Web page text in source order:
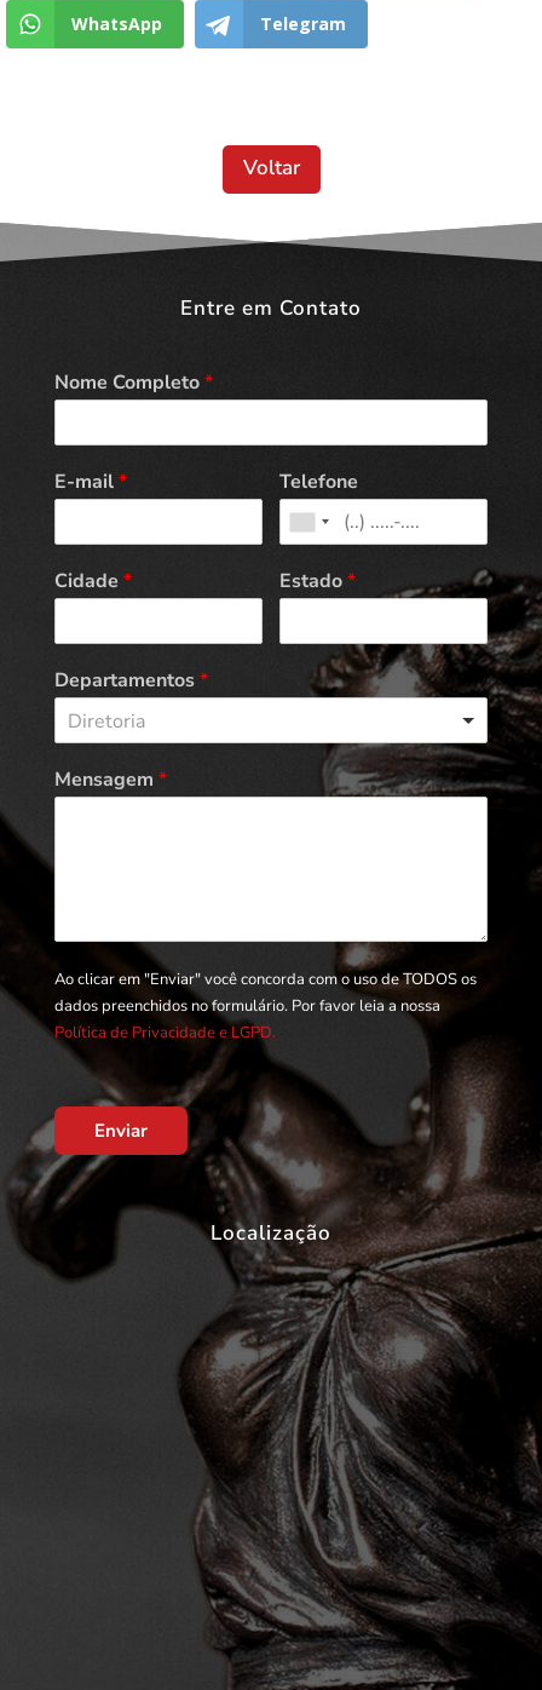
WhatsApp Telegram
Voltar
Entre em Contato
Nome Completo*
E-mail* Telefone
Cidade * Estado*
Departamentos*
Diretoria
Mensagem *
Ao clicar em "Enviar" você concorda com o uso de TODOS os
dados preenchidos no formulário. Por favor leia a nossa
Política de Privacidade e LGPD.
Enviar
Localização